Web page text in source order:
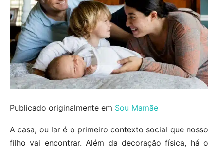
Publicado originalmente em Sou Mamãe
A casa, ou lar é o primeiro contexto social que nosso
filho vai encontrar. Além da decoração física, há o